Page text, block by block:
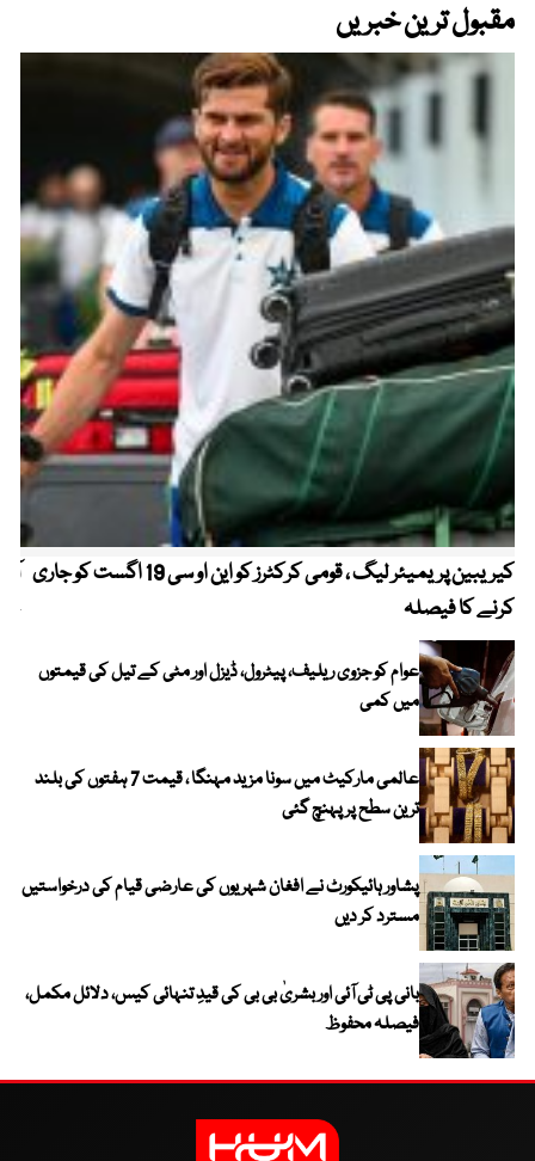
مقبول ترین خبریں
کیریبین پریمیئر لیگ ، قومی کرکٹرز کو این او سی 19 اگست کو جاری
کرنے کا فیصلہ
عوام کو جزوی ریلیف، پیٹرول، ڈیزل اور مٹی کے تیل کی قیمتوں
میں کمی
عالمی مارکیٹ میں سونا مزید مہنگا ، قیمت 7 ہفتوں کی بلند
ترین سطح پر پہنچ گئی
پشاور ہائیکورٹ نے افغان شہریوں کی عارضی قیام کی درخواستیں
مسترد کر دیں
بانی پی ٹی آئی اور بشریٰ بی بی کی قیدِ تنہائی کیس، دلائل مکمل،
فیصلہ محفوظ